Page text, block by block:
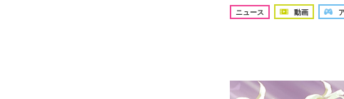
ニュース 動画